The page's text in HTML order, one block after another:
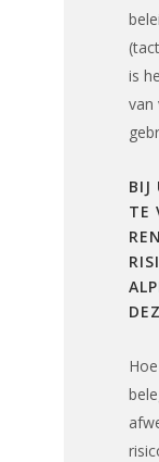
is
van
BIJ
TE